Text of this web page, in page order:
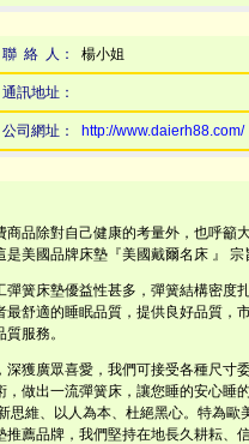
聯 絡 人： 楊小姐
通訊地址：
公司網址： http://www.daierh88.com/
品除對自己健康的考量外，也呼籲
美國品牌床墊『美國戴爾名床 』 宗
彈簧床墊優益性甚多，彈簧結構密度
舒適的睡眠品質，提供良好品質，
服務。
獲廣眾喜愛，我們可接受各種尺寸
做出一流彈簧床，讓您睡的安心睡
思維、以人為本、杜絕黑心。特為歐
薦品牌，我們堅持在地長久耕耘、